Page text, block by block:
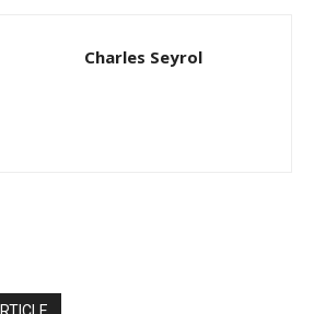
Charles Seyrol